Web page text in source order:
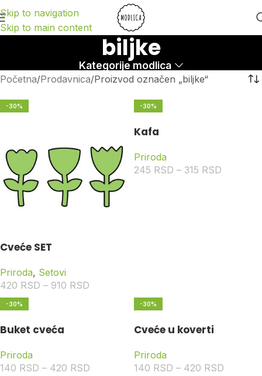
Skip to navigation
Skip to main content
biljke
Kategorije modlica
Početna Prodavnica Proizvod označen „biljke“
-30%
Cveće SET
Priroda, Setovi
420 RSD – 910 RSD
-30%
Kafa
Priroda
245 RSD – 315 RSD
-30%
Buket cveća
Priroda
140 RSD – 420 RSD
-30%
Cveće u koverti
Priroda
140 RSD – 420 RSD